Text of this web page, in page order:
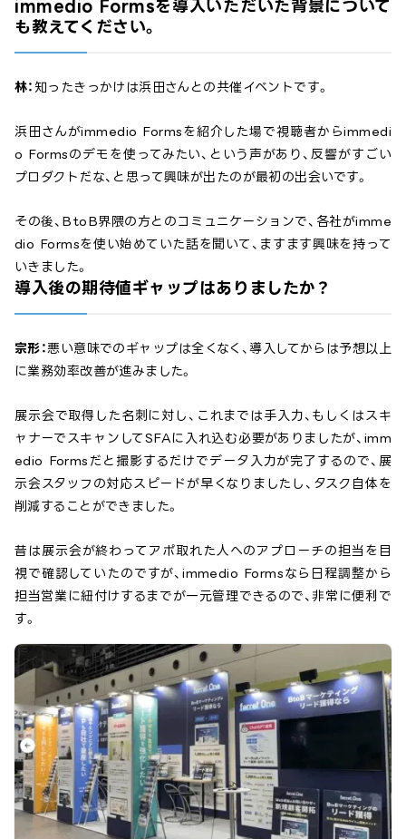
immedio Formsを導入いただいた背景について
も教えてください。
林： 知ったきっかけは浜田さんとの共催イベントです。
浜田さんがimmedio Formsを紹介した場で視聴者からimmedi
o Formsのデモを使ってみたい、という声があり、反響がすごい
プロダクトだな、と思って興味が出たのが最初の出会いです。
その後、BtoB界隈の方とのコミュニケーションで、各社がimme
dio Formsを使い始めていた話を聞いて、ますます興味を持って
いきました。
導入後の期待値ギャップはありましたか？
宗形：悪い意味でのギャップは全くなく、導入してからは予想以上
に業務効率改善が進みました。
展示会で取得した名刺に対し、これまでは手入力、もしくはスキ
ャナーでスキャンしてSFAに入れ込む必要がありましたが、imm
edio Formsだと撮影するだけでデータ入力が完了するので、展
示会スタッフの対応スピードが早くなりましたし、タスク自体を
削減することができました。
昔は展示会が終わってアポ取れた人へのアプローチの担当を目
視で確認していたのですが、immedio Formsなら日程調整から
担当営業に紐付けするまでが一元管理できるので、非常に便利で
す。